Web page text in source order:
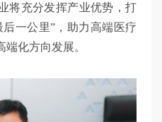
将充分发挥产业优势，打
一公里”，助力高端医疗
化方向发展。